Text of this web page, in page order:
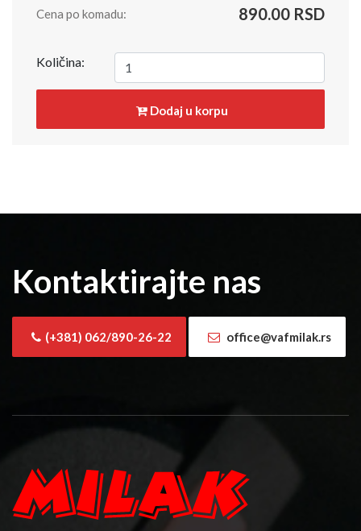
Cena po komadu: 890.00 RSD
Količina:
Dodaj u korpu
Kontaktirajte nas
(+381) 062/890-26-22 office@vafmilak.rs